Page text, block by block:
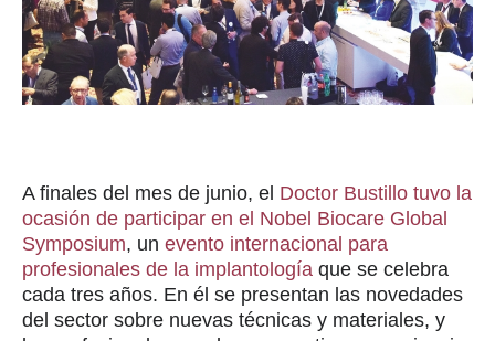
A finales del mes de junio, el Doctor Bustillo tuvo la
ocasión de participar en el Nobel Biocare Global
Symposium, un evento internacional para
profesionales de la implantología que se celebra
cada tres años. En él se presentan las novedades
del sector sobre nuevas técnicas y materiales, y